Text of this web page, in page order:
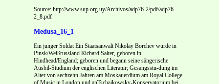
Source: http://www.sup.org.uy/Archivos/adp76-2/pdf/adp76-
2_8.pdf
Medusa_16_1
Ein junger Soldat Ein Staatsanwalt Nikolay Borchev wurde in
Pinsk/Weißrussland Richard Salter, geboren in
Hindhead/England; geboren und begann seine sängerische
Ausbil-Studium der englischen Literatur; Gesangsstu-dung im
Alter von sechzehn Jahren am Moskauerdium am Royal College
of Music in London und anTschaikowsky-Konservatorium bei